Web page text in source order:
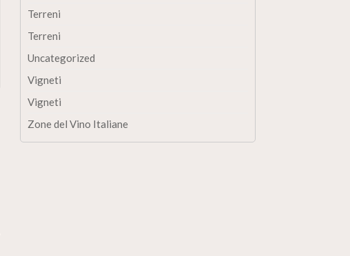
Terreni
Terreni
Uncategorized
Vigneti
Vigneti
Zone del Vino Italiane